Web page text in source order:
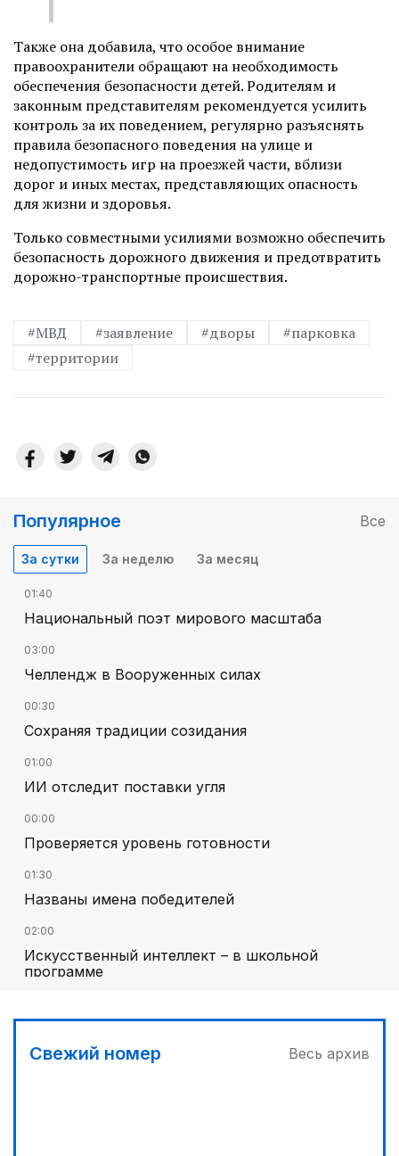
Также она добавила, что особое внимание
правоохранители обращают на необходимость
обеспечения безопасности детей. Родителям и
законным представителям рекомендуется усилить
контроль за их поведением, регулярно разъяснять
правила безопасного поведения на улице и
недопустимость игр на проезжей части, вблизи
дорог и иных местах, представляющих опасность
для жизни и здоровья.
Только совместными усилиями возможно обеспечить
безопасность дорожного движения и предотвратить
дорожно-транспортные происшествия.
#МВД #заявление #дворы
#парковка
#территории
Популярное Все
За сутки За неделю За месяц
01:40
Национальный поэт мирового масштаба
03:00
Челлендж в Вооруженных силах
00:30
Сохраняя традиции созидания
01:00
ИИ отследит поставки угля
00:00
Проверяется уровень готовности
01:30
Названы имена победителей
02:00
Искусственный интеллект – в школьной
программе
03:30
Свежий номер Весь архив